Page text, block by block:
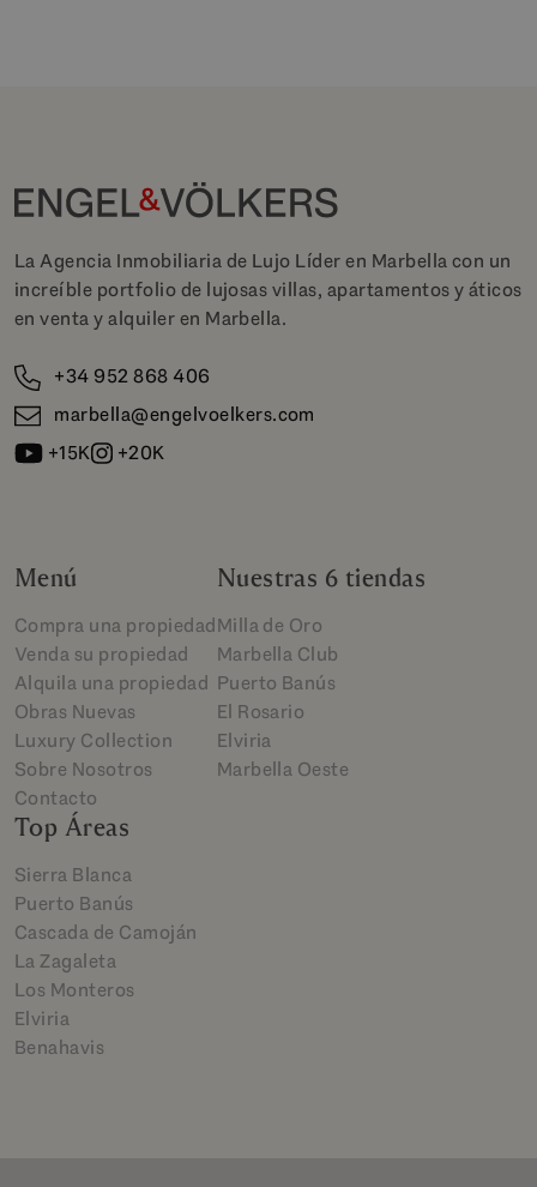
La Agencia Inmobiliaria de Lujo Líder en Marbella con un
increíble portfolio de lujosas villas, apartamentos y áticos
en venta y alquiler en Marbella.
+34 952 868 406
marbella@engelvoelkers.com
+15K
+20K
Menú
Compra una propiedad
Venda su propiedad
Alquila una propiedad
Obras Nuevas
Luxury Collection
Sobre Nosotros
Contacto
Nuestras 6 tiendas
Milla de Oro
Marbella Club
Puerto Banús
El Rosario
Elviria
Marbella Oeste
Top Áreas
Sierra Blanca
Puerto Banús
Cascada de Camoján
La Zagaleta
Los Monteros
Elviria
Benahavis